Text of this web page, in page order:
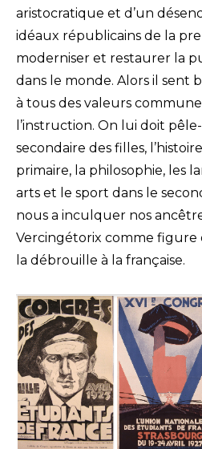
aristocratique et d’un
idéaux républicains de la
moderniser et restaurer la
dans le monde. Alors il sent
à tous des valeurs
l’instruction. On lui doit
secondaire des filles,
primaire, la philosophie, les
arts et le sport dans le
nous a inculquer nos
Vercingétorix comme figure
la débrouille à la française.